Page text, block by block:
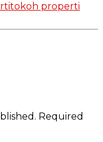
tokoh properti
Required